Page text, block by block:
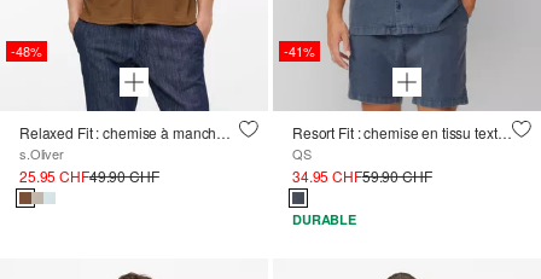
-48%
Relaxed Fit : chemise à manches courtes en piqué gaufré
s.Oliver
25.95 CHF49.90 CHF
-41%
Resort Fit : chemise en tissu texturé à la finition lavée
QS
34.95 CHF59.90 CHF
DURABLE